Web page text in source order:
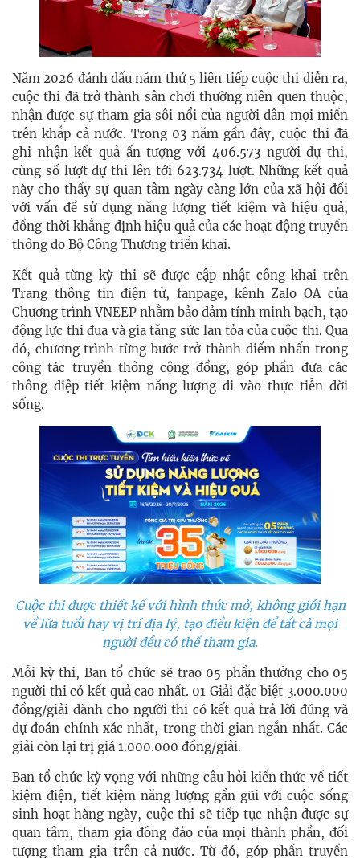
Năm 2026 đánh dấu năm thứ 5 liên tiếp cuộc thi diễn ra,
cuộc thi đã trở thành sân chơi thường niên quen thuộc,
nhận được sự tham gia sôi nổi của người dân mọi miền
trên khắp cả nước. Trong 03 năm gần đây, cuộc thi đã
ghi nhận kết quả ấn tượng với 406.573 người dự thi,
cùng số lượt dự thi lên tới 623.734 lượt. Những kết quả
này cho thấy sự quan tâm ngày càng lớn của xã hội đối
với vấn đề sử dụng năng lượng tiết kiệm và hiệu quả,
đồng thời khẳng định hiệu quả của các hoạt động truyền
thông do Bộ Công Thương triển khai.
Kết quả từng kỳ thi sẽ được cập nhật công khai trên
Trang thông tin điện tử, fanpage, kênh Zalo OA của
Chương trình VNEEP nhằm bảo đảm tính minh bạch, tạo
động lực thi đua và gia tăng sức lan tỏa của cuộc thi. Qua
đó, chương trình từng bước trở thành điểm nhấn trong
công tác truyền thông cộng đồng, góp phần đưa các
thông điệp tiết kiệm năng lượng đi vào thực tiễn đời
sống.
Cuộc thi được thiết kế với hình thức mở, không giới hạn
về lứa tuổi hay vị trí địa lý, tạo điều kiện để tất cả mọi
người đều có thể tham gia.
Mỗi kỳ thi, Ban tổ chức sẽ trao 05 phần thưởng cho 05
người thi có kết quả cao nhất. 01 Giải đặc biệt 3.000.000
đồng/giải dành cho người thi có kết quả trả lời đúng và
dự đoán chính xác nhất, trong thời gian ngắn nhất. Các
giải còn lại trị giá 1.000.000 đồng/giải.
Ban tổ chức kỳ vọng với những câu hỏi kiến thức về tiết
kiệm điện, tiết kiệm năng lượng gần gũi với cuộc sống
sinh hoạt hàng ngày, cuộc thi sẽ tiếp tục nhận được sự
quan tâm, tham gia đông đảo của mọi thành phần, đối
tượng tham gia trên cả nước. Từ đó, góp phần truyền